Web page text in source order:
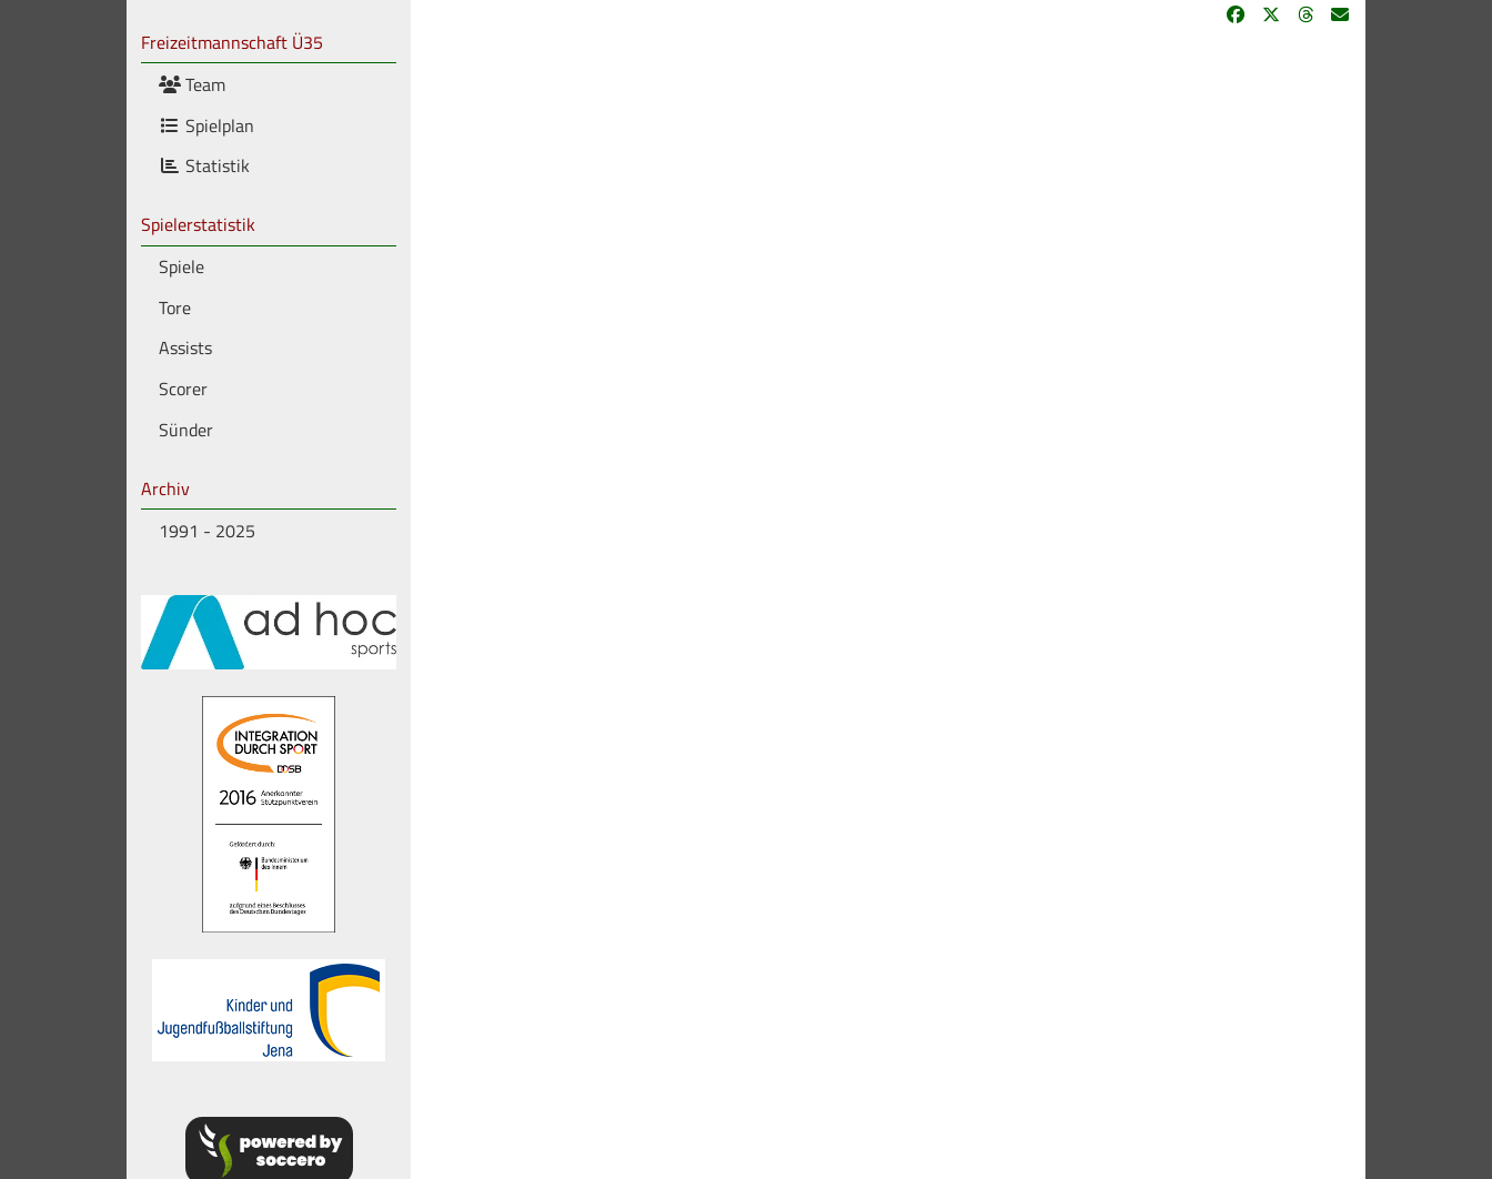
Freizeitmannschaft Ü35
Team
Spielplan
Statistik
Spielerstatistik
Spiele
Tore
Assists
Scorer
Sünder
Archiv
1991 - 2025